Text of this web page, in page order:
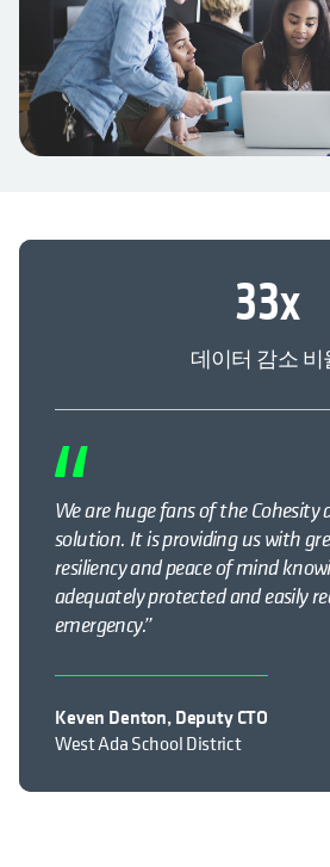
33x
데이터 감소 비
We are huge fans of the
solution. It is providing us with
resiliency and peace of mind
adequately protected and easily
emergency.”
Keven Denton, Deputy CTO
West Ada School District